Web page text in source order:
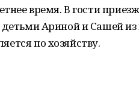
время. В гости
Ариной и Сашей из
по хозяйству.